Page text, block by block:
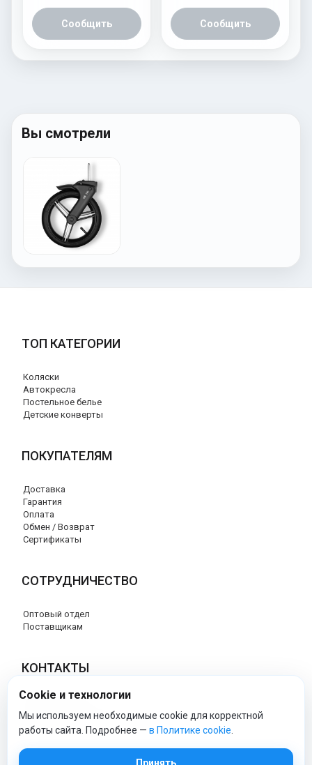
Сообщить Сообщить
Вы смотрели
ТОП КАТЕГОРИИ
Коляски
Автокресла
Постельное белье
Детские конверты
ПОКУПАТЕЛЯМ
Доставка
Гарантия
Оплата
Обмен / Возврат
Сертификаты
СОТРУДНИЧЕСТВО
Оптовый отдел
Поставщикам
КОНТАКТЫ
8 (800) 707-76-34
info@esspero-market.ru
Cookie и технологии
Мы используем необходимые cookie для корректной
работы сайта. Подробнее — в Политике cookie